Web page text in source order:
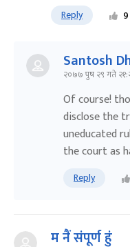
Reply 9
Santosh
२०७७ पुष २९ गते
Of course!
disclose the
uneducated
the court as
Reply
म नैं संपूर्ण हुं